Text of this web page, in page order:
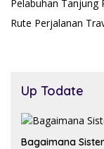
Pelabuhan Tanjung
Rute Perjalanan
Up Todate
Bagaimana